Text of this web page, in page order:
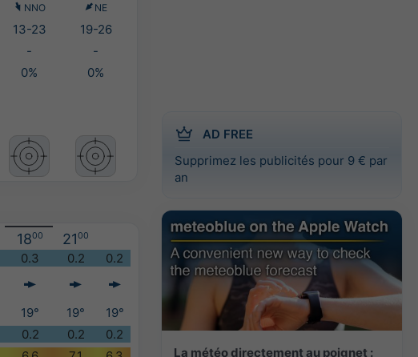
AD FREE
Supprimez les publicités pour 9 € par
an
La météo directement au poignet :
NNO NE
13-23
19-26
-
-
0% 0%
1800 2100
0.3 0.2
0.2
19° 19°
19°
0.2 0.2
0.2